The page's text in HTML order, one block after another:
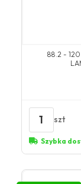
88.2 - 120
1 szt
Szybka